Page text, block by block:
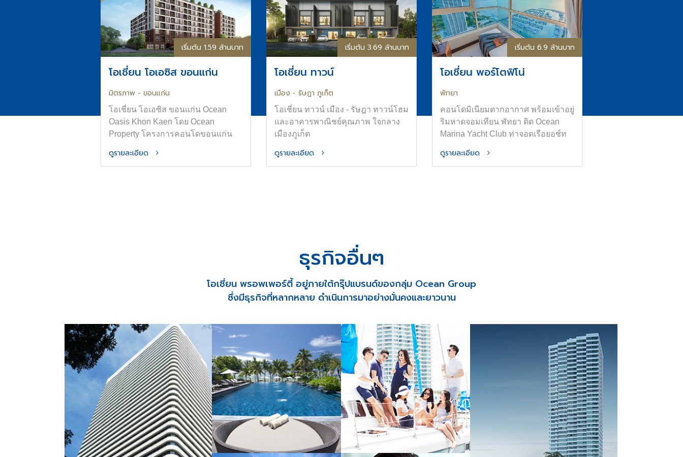
เริ่มต้น 1.59 ล้านบาท
โอเชี่ยน โอเอซิส ขอนแก่น
มิตรภาพ - ขอนแก่น
โอเชี่ยน โอเอซิส ขอนแก่น Ocean
Oasis Khon Kaen โดย Ocean
Property โครงการคอนโดขอนแก่น
ขอนแก่น ออกแบบภายใต้แนวคิด
ดูรายละเอียด
เริ่มต้น 3.69 ล้านบาท
โอเชี่ยน ทาวน์
เมือง - รัษฎา ภูเก็ต
โอเชี่ยน ทาวน์ เมือง - รัษฎา ทาวน์โฮม
และอาคารพาณิชย์คุณภาพ ใจกลาง
เมืองภูเก็ต
ดูรายละเอียด
เริ่มต้น 6.9 ล้านบาท
โอเชี่ยน พอร์โตฟิโน่
พัทยา
คอนโดมิเนียมตากอากาศ พร้อมเข้าอยู่
ริมหาดจอมเทียน พัทยา ติด Ocean
Marina Yacht Club ท่าจอดเรือยอช์ท
ดูรายละเอียด
ธุรกิจอื่นๆ
โอเชี่ยน พรอพเพอร์ตี้ อยู่ภายใต้กรุ๊ปแบรนด์ของกลุ่ม Ocean Group
ซึ่งมีธุรกิจที่หลากหลาย ดำเนินการมาอย่างมั่นคงและยาวนาน